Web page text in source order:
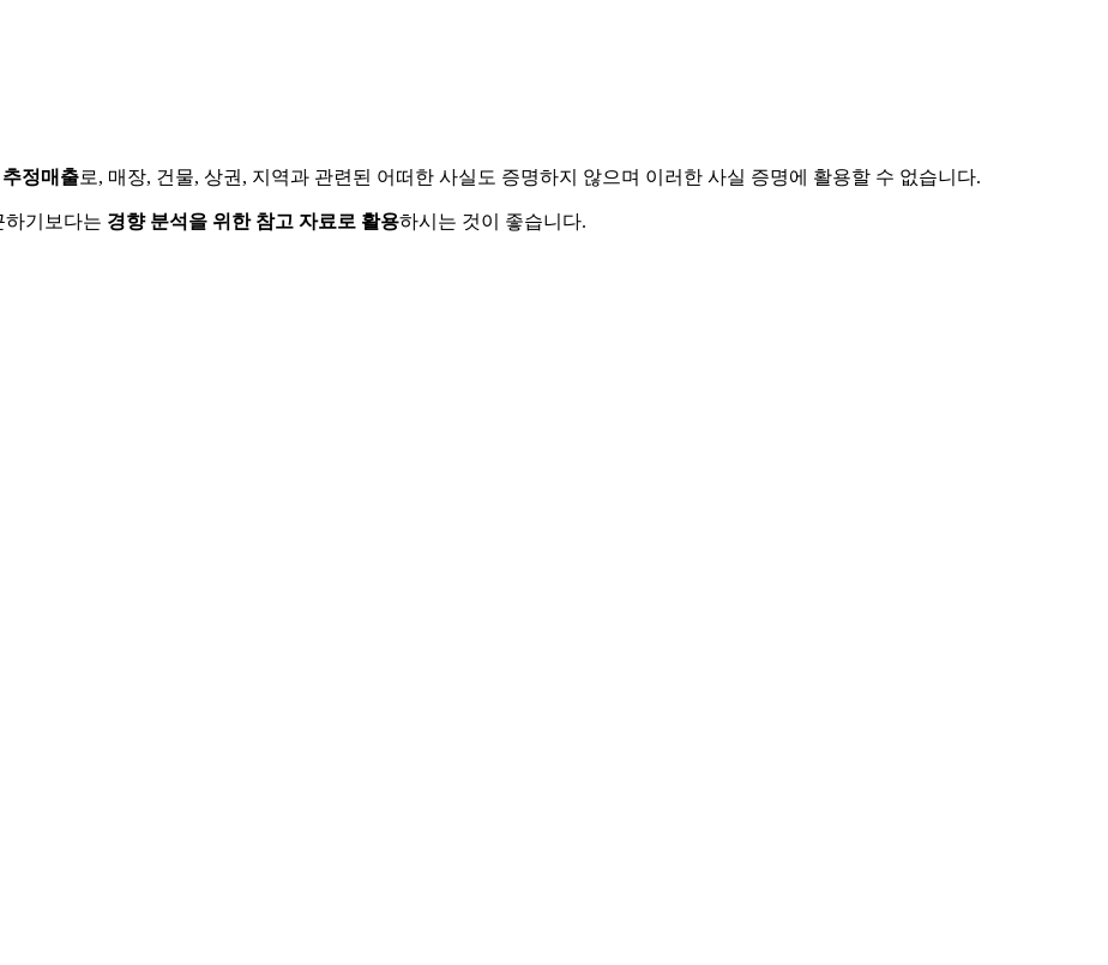
정매출로, 매장, 건물, 상권, 지역과 관련된 어떠한 사실도 증명하지 않으며 이러한 사실 증명에 활용할 수 없습니다.
하기보다는 경향 분석을 위한 참고 자료로 활용하시는 것이 좋습니다.